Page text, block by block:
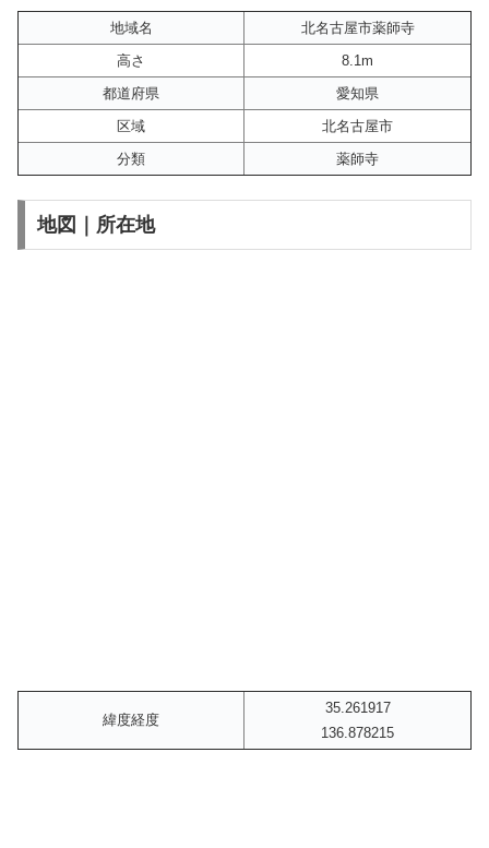
地域名
北名古屋市薬師寺
高さ
8.1m
都道府県
愛知県
区域
北名古屋市
分類
薬師寺
地図｜所在地
緯度経度
35.261917
136.878215